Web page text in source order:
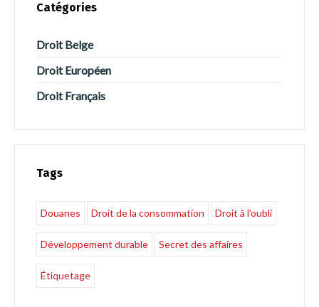
Catégories
Droit Belge
Droit Européen
Droit Français
Tags
Douanes Droit de la consommation Droit à l'oubli
Développement durable Secret des affaires
Étiquetage